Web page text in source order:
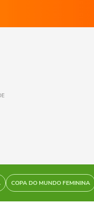
COPA DO MUNDO FEMININA